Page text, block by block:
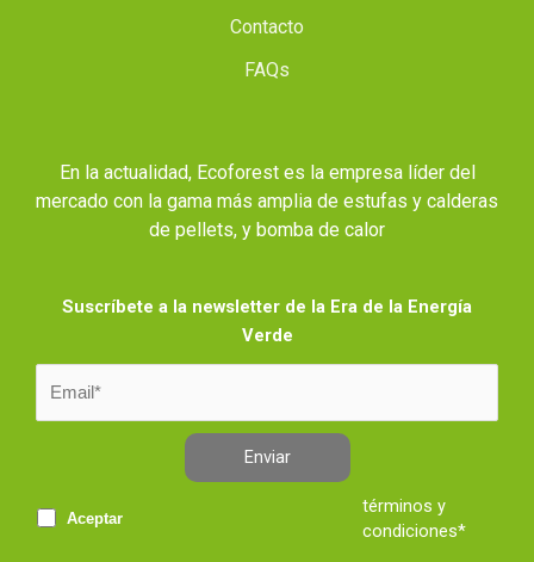
Contacto
FAQs
En la actualidad, Ecoforest es la empresa líder del
mercado con la gama más amplia de estufas y calderas
de pellets, y bomba de calor
Suscríbete a la newsletter de la Era de la Energía
Verde
Enviar
Aceptar
términos y
condiciones*